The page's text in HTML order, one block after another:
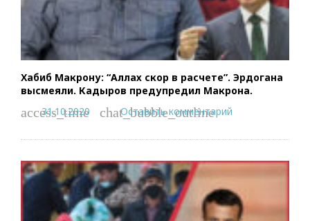
Хабиб Макрону: “Аллах скор в расчете”. Эрдогана
высмеяли. Кадыров предупредил Макрона.
access_time
31.10.2020 chat_bubble_outline
Оставить комментарий